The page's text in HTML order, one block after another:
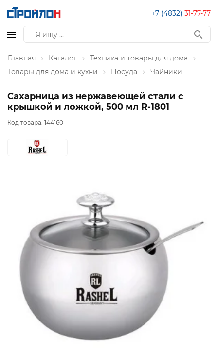
+7 (4832) 31-77-77
Главная Каталог
Техника и товары для дома
Товары для дома и кухни
Посуда Чайники
Сахарница из нержавеющей стали с
крышкой и ложкой, 500 мл R-1801
Код товара: 144160